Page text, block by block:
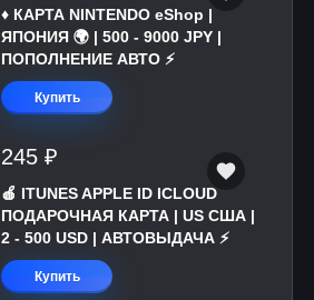
♦️ КАРТА NINTENDO eShop |
ЯПОНИЯ 🌍 | 500 - 9000 JPY |
ПОПОЛНЕНИЕ АВТО ⚡
Купить
245 ₽
🍎 ITUNES APPLE ID ICLOUD
ПОДАРОЧНАЯ КАРТА | US США |
2 - 500 USD | АВТОВЫДАЧА ⚡️
Купить